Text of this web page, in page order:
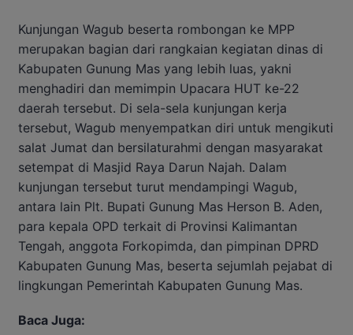
Kunjungan Wagub beserta rombongan ke MPP
merupakan bagian dari rangkaian kegiatan dinas di
Kabupaten Gunung Mas yang lebih luas, yakni
menghadiri dan memimpin Upacara HUT ke-22
daerah tersebut. Di sela-sela kunjungan kerja
tersebut, Wagub menyempatkan diri untuk mengikuti
salat Jumat dan bersilaturahmi dengan masyarakat
setempat di Masjid Raya Darun Najah. Dalam
kunjungan tersebut turut mendampingi Wagub,
antara lain Plt. Bupati Gunung Mas Herson B. Aden,
para kepala OPD terkait di Provinsi Kalimantan
Tengah, anggota Forkopimda, dan pimpinan DPRD
Kabupaten Gunung Mas, beserta sejumlah pejabat di
lingkungan Pemerintah Kabupaten Gunung Mas.
Baca Juga: